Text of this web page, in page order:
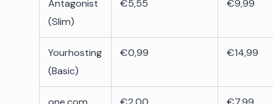
Antagonist
(Slim)
€5,55 €9,99
Yourhosting
(Basic)
€0,99 €14,99